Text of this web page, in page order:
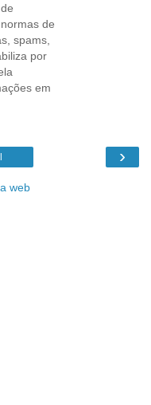
de
spams,
por
em
›
web